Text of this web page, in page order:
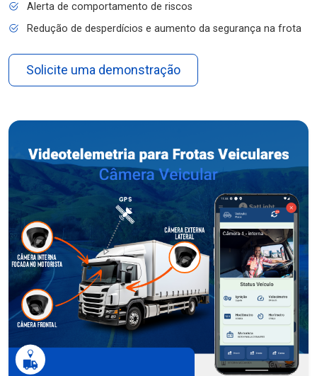
Alerta de comportamento de riscos
Redução de desperdícios e aumento da segurança na frota
Solicite uma demonstração